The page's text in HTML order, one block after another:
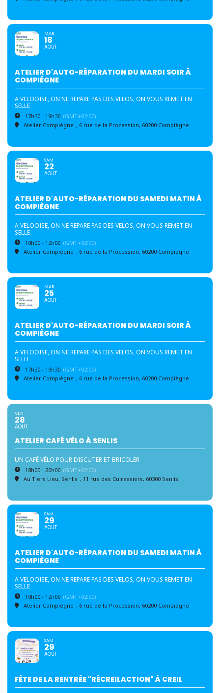
MAR
18
AOUT
ATELIER D'AUTO-RÉPARATION DU MARDI SOIR À
COMPIÈGNE
A VELOOISE, ON NE REPARE PAS DES VELOS, ON VOUS REMET EN
SELLE
17h30 - 19h30 (GMT+02:00)
Atelier Compiègne , 6 rue de la Procession, 60200 Compiègne
SAM
22
AOUT
ATELIER D'AUTO-RÉPARATION DU SAMEDI MATIN À
COMPIÈGNE
A VELOOISE, ON NE REPARE PAS DES VELOS, ON VOUS REMET EN
SELLE
10h00 - 12h00 (GMT+02:00)
Atelier Compiègne , 6 rue de la Procession, 60200 Compiègne
MAR
25
AOUT
ATELIER D'AUTO-RÉPARATION DU MARDI SOIR À
COMPIÈGNE
A VELOOISE, ON NE REPARE PAS DES VELOS, ON VOUS REMET EN
SELLE
17h30 - 19h30 (GMT+02:00)
Atelier Compiègne , 6 rue de la Procession, 60200 Compiègne
VEN
28
AOUT
ATELIER CAFÉ VÉLO À SENLIS
UN CAFÉ VÉLO POUR DISCUTER ET BRICOLER
18h00 - 20h00 (GMT+02:00)
Au Tiers Lieu, Senlis , 11 rue des Cuirassiers, 60300 Senlis
SAM
29
AOUT
ATELIER D'AUTO-RÉPARATION DU SAMEDI MATIN À
COMPIÈGNE
A VELOOISE, ON NE REPARE PAS DES VELOS, ON VOUS REMET EN
SELLE
10h00 - 12h00 (GMT+02:00)
Atelier Compiègne , 6 rue de la Procession, 60200 Compiègne
SAM
29
AOUT
FÊTE DE LA RENTRÉE "RÉCREILACTION" À CREIL